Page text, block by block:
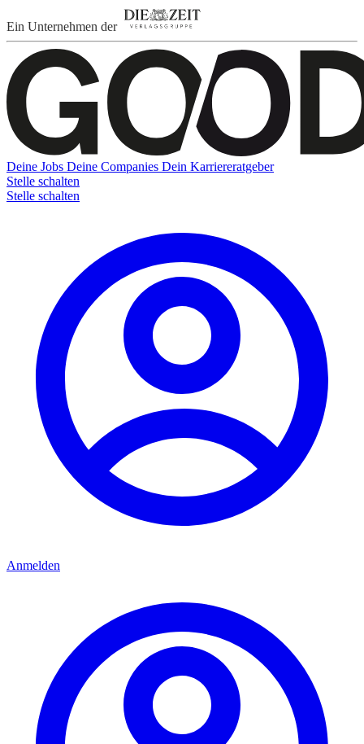
Ein Unternehmen der
Deine Jobs Deine Companies Dein Karriereratgeber
Stelle schalten
Stelle schalten
Anmelden